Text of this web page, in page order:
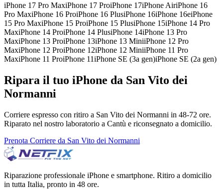
iPhone 17 Pro MaxiPhone 17 ProiPhone 17iPhone AiriPhone 16
Pro MaxiPhone 16 ProiPhone 16 PlusiPhone 16iPhone 16eiPhone
15 Pro MaxiPhone 15 ProiPhone 15 PlusiPhone 15iPhone 14 Pro
MaxiPhone 14 ProiPhone 14 PlusiPhone 14iPhone 13 Pro
MaxiPhone 13 ProiPhone 13iPhone 13 MiniiPhone 12 Pro
MaxiPhone 12 ProiPhone 12iPhone 12 MiniiPhone 11 Pro
MaxiPhone 11 ProiPhone 11iPhone SE (3a gen)iPhone SE (2a gen)
Ripara il tuo iPhone da San Vito dei
Normanni
Corriere espresso con ritiro a San Vito dei Normanni in 48-72 ore.
Riparato nel nostro laboratorio a Cantù e riconsegnato a domicilio.
Prenota Corriere da San Vito dei Normanni
Riparazione professionale iPhone e smartphone. Ritiro a domicilio
in tutta Italia, pronto in 48 ore.